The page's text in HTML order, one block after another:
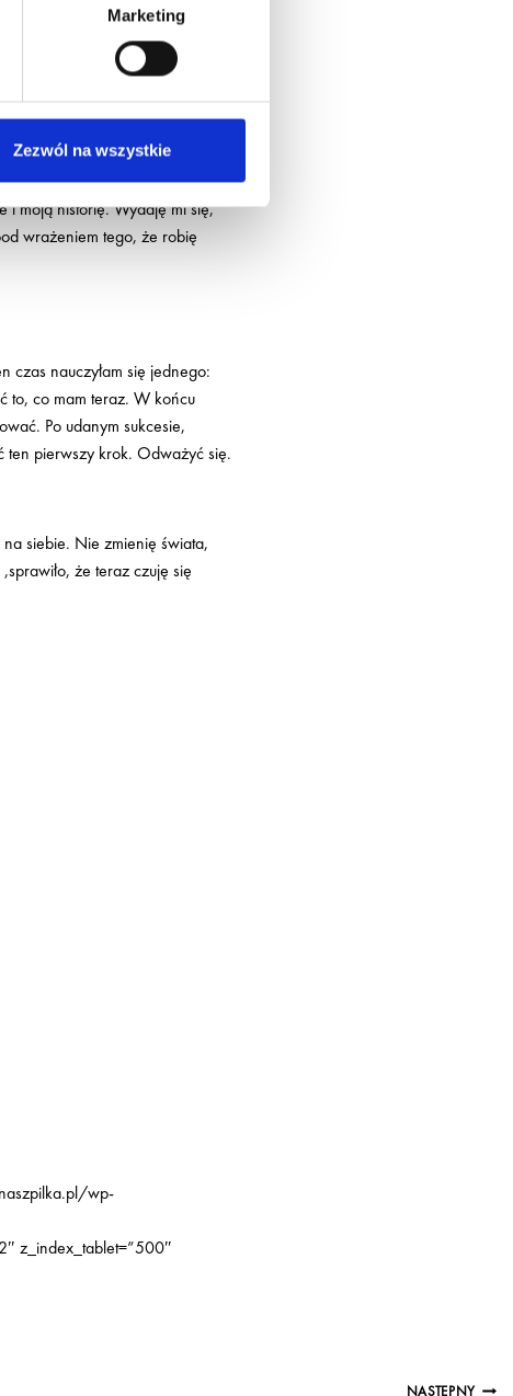
Marketing
Zezwól na wszystkie
to z czystej potrzeby serca.
i moją historię. Wydaję mi się,
wrażeniem tego, że robię
czas nauczyłam się jednego:
to, co mam teraz. W końcu
Po udanym sukcesie,
ten pierwszy krok. Odważyć się.
na siebie. Nie zmienię świata,
że teraz czuję się
wp-
z_index_tablet=”500″
NASTĘPNY